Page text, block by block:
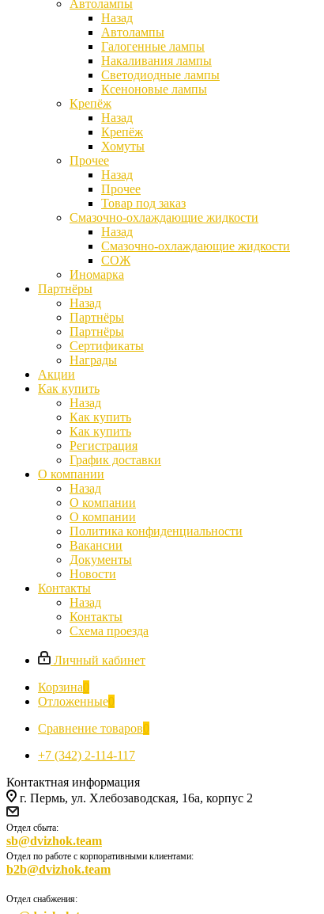
Автолампы
Назад
Автолампы
Галогенные лампы
Накаливания лампы
Светодиодные лампы
Ксеноновые лампы
Крепёж
Назад
Крепёж
Хомуты
Прочее
Назад
Прочее
Товар под заказ
Смазочно-охлаждающие жидкости
Назад
Смазочно-охлаждающие жидкости
СОЖ
Иномарка
Партнёры
Назад
Партнёры
Партнёры
Сертификаты
Награды
Акции
Как купить
Назад
Как купить
Как купить
Регистрация
График доставки
О компании
Назад
О компании
О компании
Политика конфиденциальности
Вакансии
Документы
Новости
Контакты
Назад
Контакты
Схема проезда
Личный кабинет
Корзина0
Отложенные0
Сравнение товаров0
+7 (342) 2-114-117
Контактная информация
г. Пермь, ул. Хлебозаводская, 16а, корпус 2
Отдел сбыта:
sb@dvizhok.team
Отдел по работе с корпоративными клиентами:
b2b@dvizhok.team
Отдел снабжения: